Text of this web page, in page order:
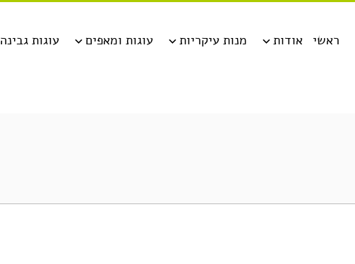
עוגות גבינה עוגות ומאפים מנות עיקריות אודות ראשי